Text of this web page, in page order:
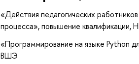
«Действия педагогических
процесса», повышение квалификации,
«Программирование на языке Python
ВШЭ